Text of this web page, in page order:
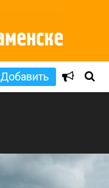
Добавить